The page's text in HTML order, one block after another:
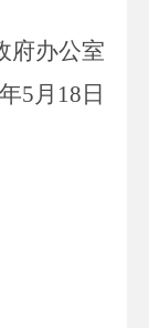
府办公室
年5月 18 日